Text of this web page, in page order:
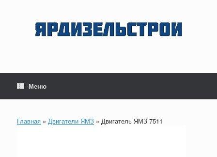
содержанию
Меню
Главная » Двигатели ЯМЗ » Двигатель ЯМЗ 7511